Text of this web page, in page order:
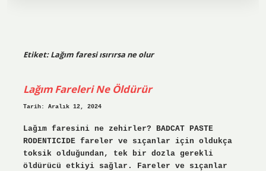
Etiket:Lağım faresi ısırırsa ne olur
Lağım Fareleri Ne Öldürür
Tarih: Aralık 12, 2024
Lağım faresini ne zehirler? BADCAT PASTE
RODENTICIDE fareler ve sıçanlar için oldukça
toksik olduğundan, tek bir dozla gerekli
öldürücü etkiyi sağlar. Fareler ve sıçanlar